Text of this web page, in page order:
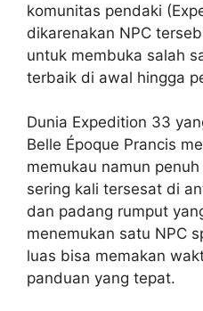
komunitas pendaki
dikarenakan NPC
untuk membuka salah
terbaik di awal hingga
Dunia Expedition 33
Belle Époque Prancis
memukau namun
sering kali tersesat di
dan padang rumput
menemukan satu NPC
luas bisa memakan
panduan yang tepat.